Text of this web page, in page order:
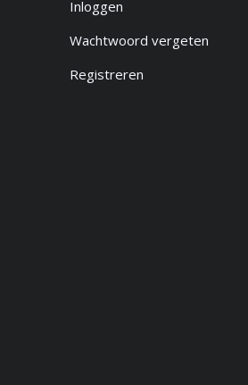
Inloggen
Wachtwoord vergeten
Registreren